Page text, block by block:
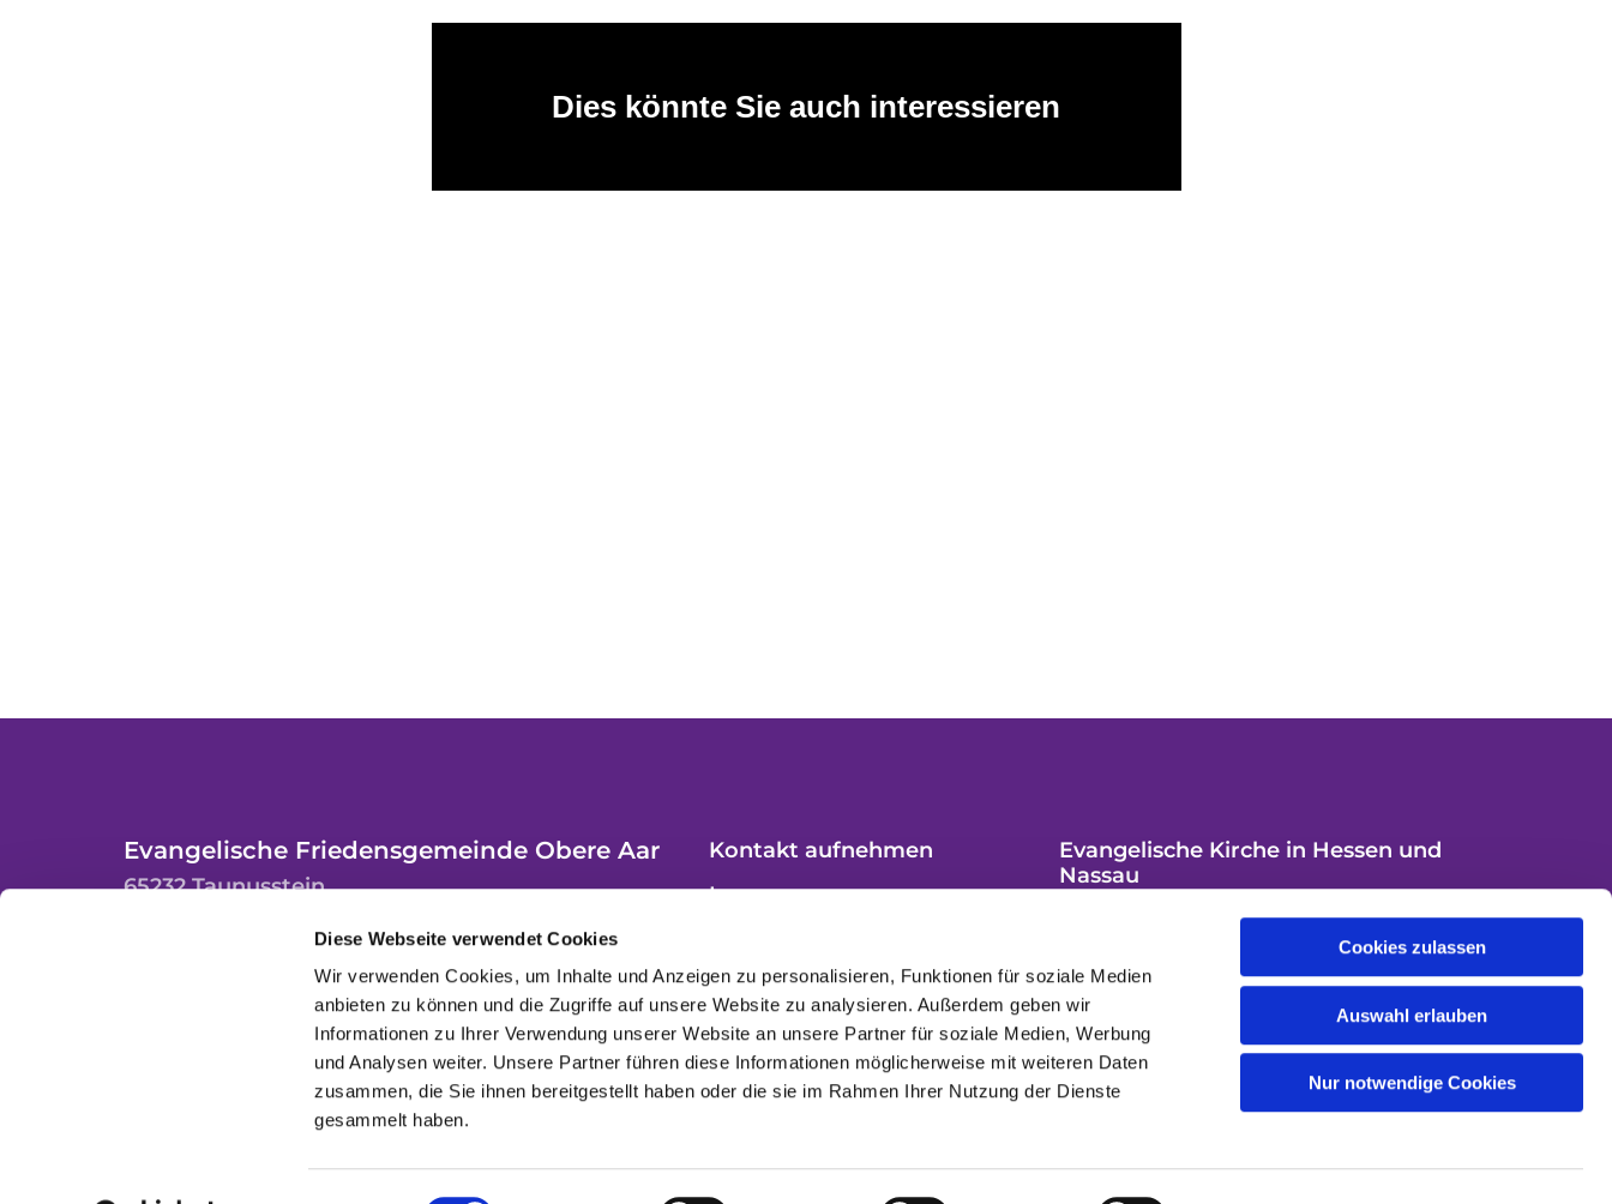
Diese Webseite verwendet Cookies
Wir verwenden Cookies, um Inhalte und Anzeigen zu personalisieren, Funktionen für soziale Medien
anbieten zu können und die Zugriffe auf unsere Website zu analysieren. Außerdem geben wir
Informationen zu Ihrer Verwendung unserer Website an unsere Partner für soziale Medien, Werbung
und Analysen weiter. Unsere Partner führen diese Informationen möglicherweise mit weiteren Daten
zusammen, die Sie ihnen bereitgestellt haben oder die sie im Rahmen Ihrer Nutzung der Dienste
gesammelt haben.
Cookies zulassen
Auswahl erlauben
Nur notwendige Cookies
Dies könnte Sie auch interessieren
Evangelische Friedensgemeinde Obere Aar
65232 Taunusstein
Kontakt aufnehmen
Impressum
Evangelische Kirche in Hessen und
Nassau